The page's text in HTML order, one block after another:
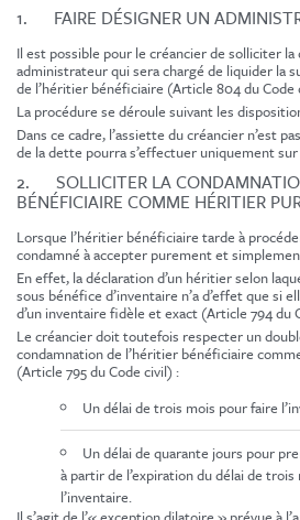
1. FAIRE DÉSIGNER UN
Il est possible pour le créancier de solliciter la
administrateur qui sera chargé de liquider la
de l’héritier bénéficiaire (Article 804 du Code
La procédure se déroule suivant les
Dans ce cadre, l’assiette du créancier n’est
de la dette pourra s’effectuer uniquement
2. SOLLICITER LA
BÉNÉFICIAIRE COMME HÉRITIER
Lorsque l’héritier bénéficiaire tarde à
condamné à accepter purement et
En effet, la déclaration d’un héritier selon
sous bénéfice d’inventaire n’a d’effet que si
d’un inventaire fidèle et exact (Article 794 du
Le créancier doit toutefois respecter un
condamnation de l’héritier bénéficiaire
(Article 795 du Code civil) :
Un délai de trois mois pour faire
Un délai de quarante jours pour
à partir de l’expiration du délai de
l’inventaire.